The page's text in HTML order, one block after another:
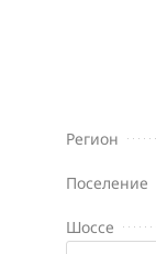
Регион
Поселение
Шоссе